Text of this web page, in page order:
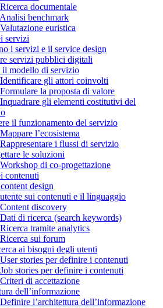
documentale
benchmark
euristica
servizi
i servizi e il service design
servizi pubblici digitali
modello di servizio
gli attori coinvolti
la proposta di valore
gli elementi costitutivi del
il funzionamento del servizio
l’ecosistema
i flussi di servizio
le soluzioni
di co-progettazione
contenuti
design
sui contenuti e il linguaggio
discovery
di ricerca (search keywords)
tramite analytics
sui forum
ai bisogni degli utenti
stories per definire i contenuti
stories per definire i contenuti
di accettazione
dell’informazione
l’architettura dell’informazione